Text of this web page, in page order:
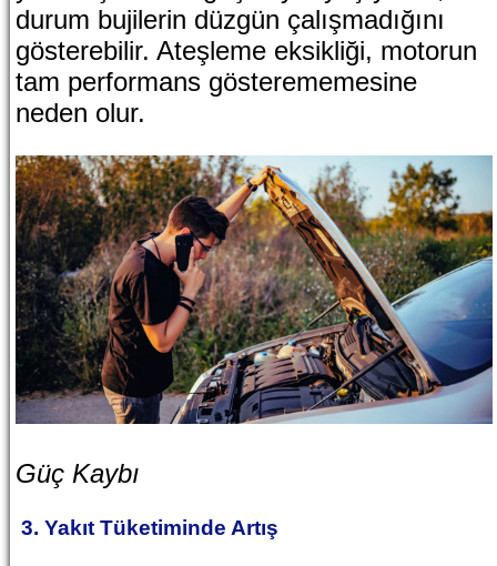
durum bujilerin düzgün çalışmadığını
gösterebilir. Ateşleme eksikliği, motorun
tam performans gösterememesine
neden olur.
Güç Kaybı
3. Yakıt Tüketiminde Artış